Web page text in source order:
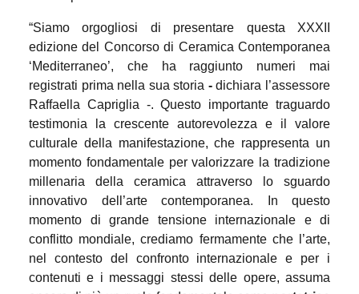
“Siamo orgogliosi di presentare questa XXXII
edizione del Concorso di Ceramica Contemporanea
‘Mediterraneo’, che ha raggiunto numeri mai
registrati prima nella sua storia -dichiara l’assessore
Raffaella Capriglia -. Questo importante traguardo
testimonia la crescente autorevolezza e il valore
culturale della manifestazione, che rappresenta un
momento fondamentale per valorizzare la tradizione
millenaria della ceramica attraverso lo sguardo
innovativo dell’arte contemporanea. In questo
momento di grande tensione internazionale e di
conflitto mondiale, crediamo fermamente che l’arte,
nel contesto del confronto internazionale e per i
contenuti e i messaggi stessi delle opere, assuma